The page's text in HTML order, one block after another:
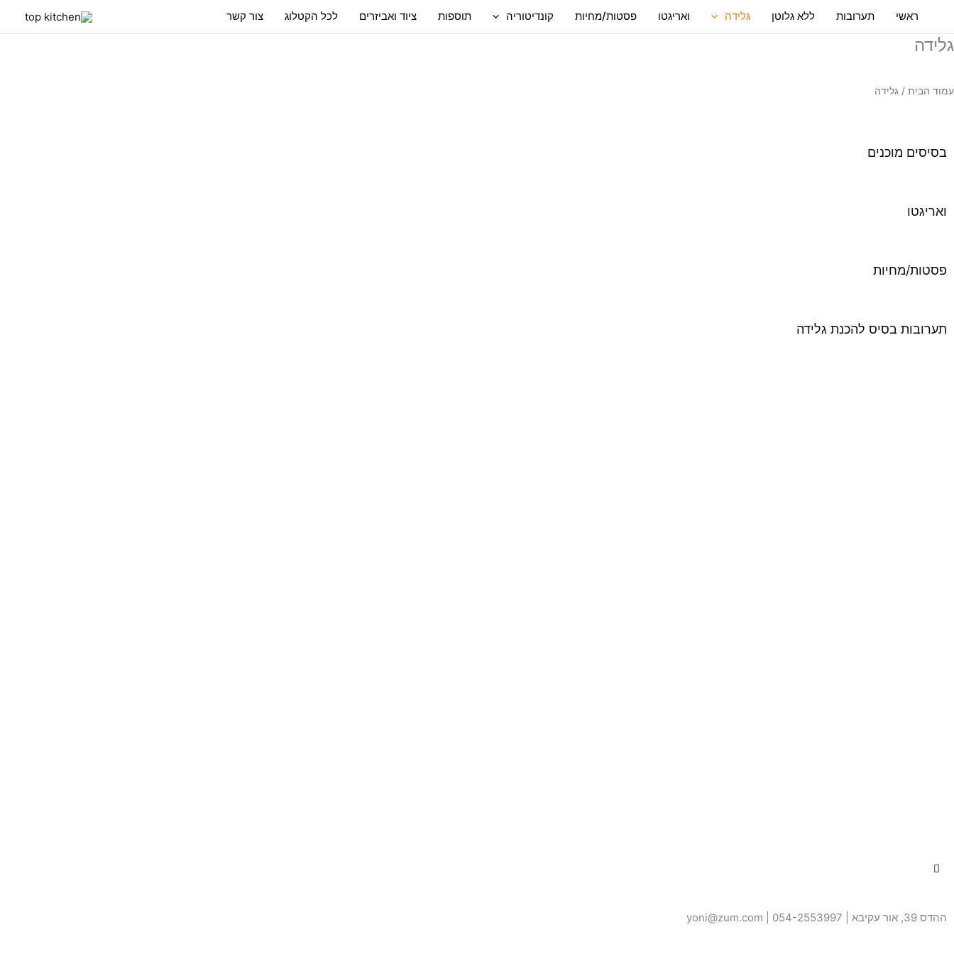
ראשי תערובות ללא גלוטן גלידה ואריגטו פסטות/מחיות קונדיטוריה תוספות ציוד ואביזרים לכל הקטלוג צור קשר
גלידה
עמוד הבית / גלידה
בסיסים מוכנים
ואריגטו
פסטות/מחיות
תערובות בסיס להכנת גלידה
ההדס 39, אור עקיבא | 054-2553997 | yoni@zum.com